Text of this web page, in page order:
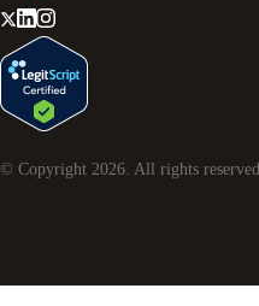
© Copyright 2026 . All rights reserved.